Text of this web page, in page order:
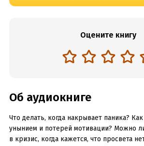
Оцените книгу
Об аудиокниге
Что делать, когда накрывает паника?
унынием и потерей мотивации? Можно
в кризис, когда кажется, что просвета